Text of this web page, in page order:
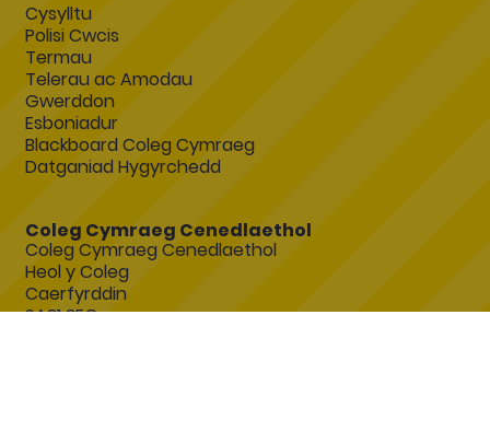
Cysylltu
Polisi Cwcis
Termau
Telerau ac Amodau
Gwerddon
Esboniadur
Blackboard Coleg Cymraeg
Datganiad Hygyrchedd
Coleg Cymraeg Cenedlaethol
Coleg Cymraeg Cenedlaethol
Heol y Coleg
Caerfyrddin
SA31 3EQ